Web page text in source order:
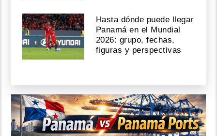
Hasta dónde puede llegar
Panamá en el Mundial
2026: grupo, fechas,
figuras y perspectivas